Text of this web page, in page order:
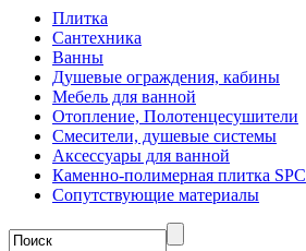
Плитка
Сантехника
Ванны
Душевые ограждения, кабины
Мебель для ванной
Отопление, Полотенцесушители
Смесители, душевые системы
Аксессуары для ванной
Каменно-полимерная плитка SPC
Сопутствующие материалы